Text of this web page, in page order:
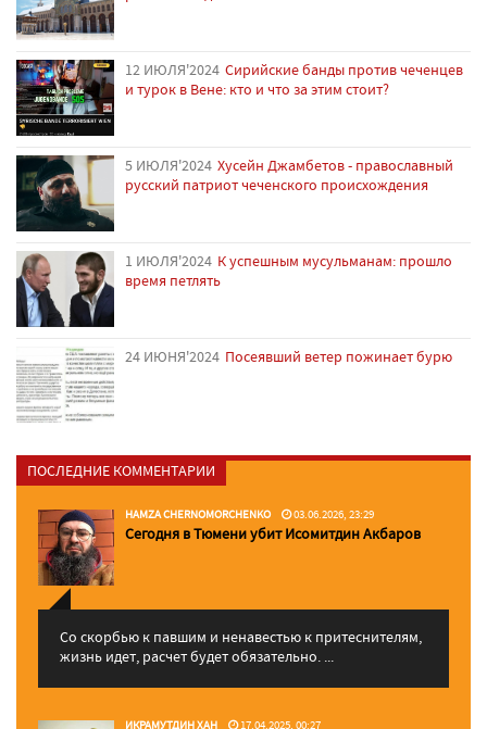
12 ИЮЛЯ'2024 Сирийские банды против чеченцев
и турок в Вене: кто и что за этим стоит?
5 ИЮЛЯ'2024 Хусейн Джамбетов - православный
русский патриот чеченского происхождения
1 ИЮЛЯ'2024 К успешным мусульманам: прошло
время петлять
24 ИЮНЯ'2024 Посеявший ветер пожинает бурю
ПОСЛЕДНИЕ КОММЕНТАРИИ
HAMZA CHERNOMORCHENKO 03.06.2026, 23:29
Сегодня в Тюмени убит Исомитдин Акбаров
Со скорбью к павшим и ненавестью к притеснителям,
жизнь идет, расчет будет обязательно. ...
ИКРАМУТДИН ХАН 17.04.2025, 00:27